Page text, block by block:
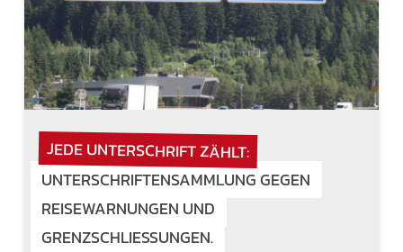
JEDE UNTERSCHRIFT ZÄHLT:
UNTERSCHRIFTENSAMMLUNG GEGEN
REISEWARNUNGEN UND
GRENZSCHLIESSUNGEN.